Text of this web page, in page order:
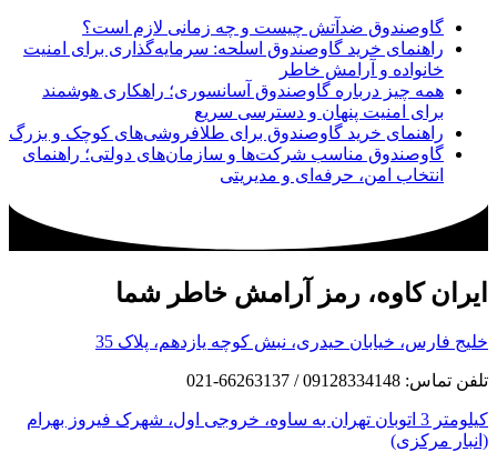
گاوصندوق ضدآتش چیست و چه زمانی لازم است؟
راهنمای خرید گاوصندوق اسلحه: سرمایه‌گذاری برای امنیت
خانواده و آرامش خاطر
همه چیز درباره گاوصندوق آسانسوری؛ راهکاری هوشمند
برای امنیت پنهان و دسترسی سریع
راهنمای خرید گاوصندوق برای طلافروشی‌های کوچک و بزرگ
گاوصندوق مناسب شرکت‌ها و سازمان‌های دولتی؛ راهنمای
انتخاب امن، حرفه‌ای و مدیریتی
ایران کاوه، رمز آرامش خاطر شما
خلیج فارس، خیابان حیدری، نبش کوچه یازدهم، پلاک 35
تلفن تماس: 09128334148 / 66263137-021
کیلومتر 3 اتوبان تهران به ساوه، خروجی اول، شهرک فیروز بهرام
(انبار مرکزی)